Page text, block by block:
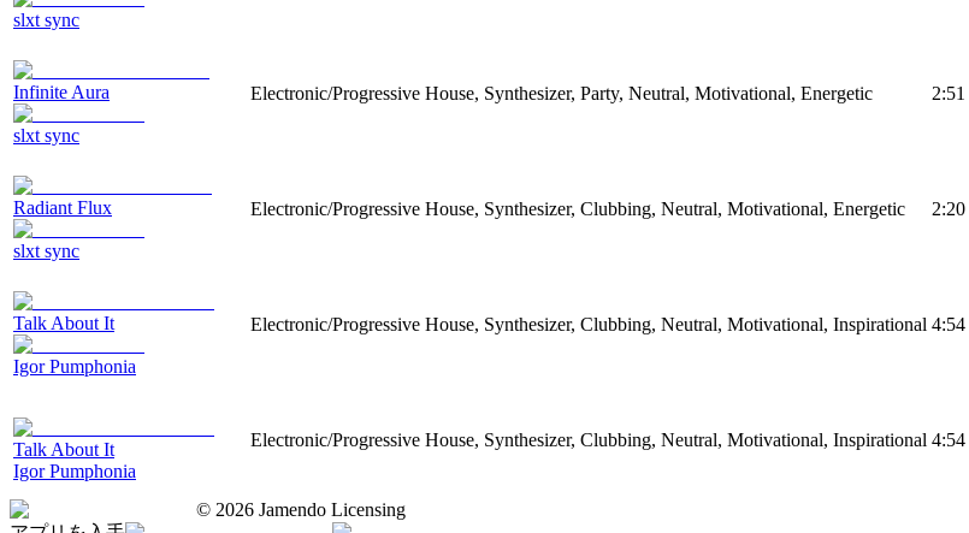
slxt sync
Infinite Aura
slxt sync
Electronic/Progressive House, Synthesizer, Party, Neutral, Motivational, Energetic 2:51
Radiant Flux
slxt sync
Electronic/Progressive House, Synthesizer, Clubbing, Neutral, Motivational, Energetic 2:20
Talk About It
Igor Pumphonia
Electronic/Progressive House, Synthesizer, Clubbing, Neutral, Motivational, Inspirational 4:54
Talk About It
Igor Pumphonia
Electronic/Progressive House, Synthesizer, Clubbing, Neutral, Motivational, Inspirational 4:54
© 2026 Jamendo Licensing